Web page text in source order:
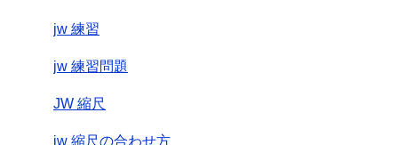
jw 練習
jw 練習問題
JW 縮尺
jw 縮尺の合わせ方